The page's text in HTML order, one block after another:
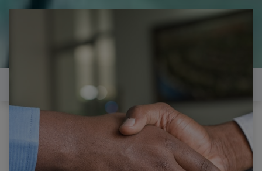
il est temps de
réparer...Electronique 66 est
heureux de vous aider
Tous les produits
THOMSON 55UA6406B CARTE MERE 40-NT67ES-